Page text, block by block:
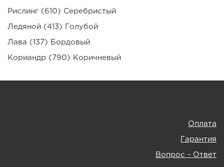
Рислинг (610) Серебристый
Ледяной (413) Голубой
Лава (137) Бордовый
Кориандр (790) Коричневый
Оплата
Гарантия
Вопрос - Ответ